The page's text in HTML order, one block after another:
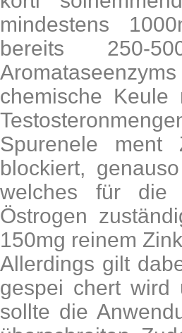
mindestens
bereits 250-
chemische
Spurenele ment
blockiert,
welches für die
Östrogen
150mg reinem
Allerdings gilt
gespei chert wird
sollte die